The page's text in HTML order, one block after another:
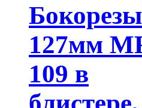
Бокорезы
127мм
109 в